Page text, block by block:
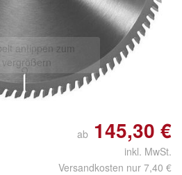
antippen zum
vergrößern
ab 145,30 €
inkl. MwSt.
Versandkosten nur 7,40 €